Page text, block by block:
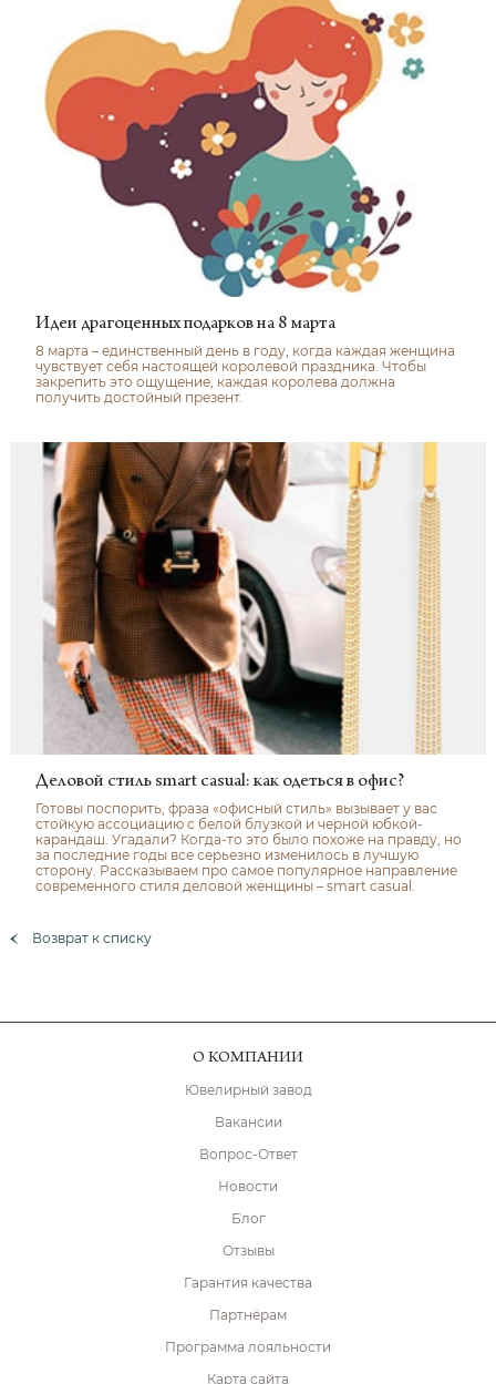
Идеи драгоценных подарков на 8 марта
8 марта – единственный день в году, когда каждая женщина
чувствует себя настоящей королевой праздника. Чтобы
закрепить это ощущение, каждая королева должна
получить достойный презент.
Деловой стиль smart casual: как одеться в офис?
Готовы поспорить, фраза «офисный стиль» вызывает у вас
стойкую ассоциацию с белой блузкой и черной юбкой-
карандаш. Угадали? Когда-то это было похоже на правду, но
за последние годы все серьезно изменилось в лучшую
сторону. Рассказываем про самое популярное направление
современного стиля деловой женщины – smart casual.
Возврат к списку
О КОМПАНИИ
Ювелирный завод
Вакансии
Вопрос-Ответ
Новости
Блог
Отзывы
Гарантия качества
Партнёрам
Программа лояльности
Карта сайта